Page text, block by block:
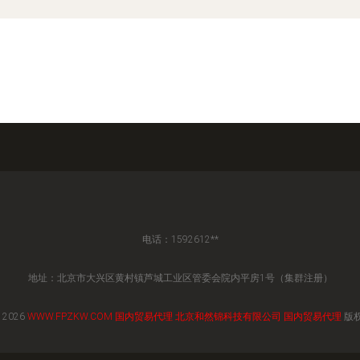
电话：1592612**
地址：北京市大兴区黄村镇芦城工业区管委会院内平房1号（集群注册）
2026 WWW.FPZKW.COM 国内贸易代理 北京和然锦科技有限公司 国内贸易代理 版